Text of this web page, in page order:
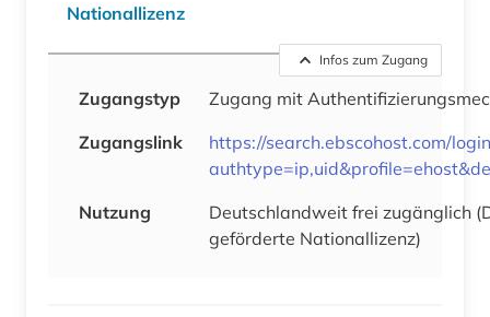
Nationallizenz
Infos zum Zugang
Zugangstyp
Zugang mit
Zugangslink
https://search.ebscohost.com/
Nutzung
Deutschlandweit frei zugänglich
geförderte Nationallizenz)